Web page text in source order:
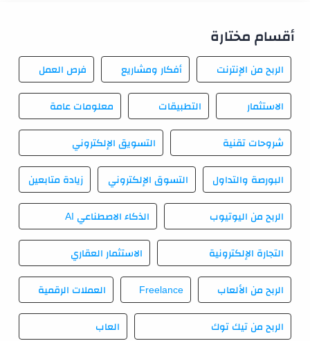
أقسام مختارة
الربح من الإنترنت أفكار ومشاريع فرص العمل
الاستثمار التطبيقات معلومات عامة
شروحات تقنية التسويق الإلكتروني
البورصة والتداول التسوق الإلكتروني زيادة متابعين
الربح من اليوتيوب الذكاء الاصطناعي AI
التجارة الإلكترونية الاستثمار العقاري
الربح من الألعاب Freelance العملات الرقمية
الربح من تيك توك العاب